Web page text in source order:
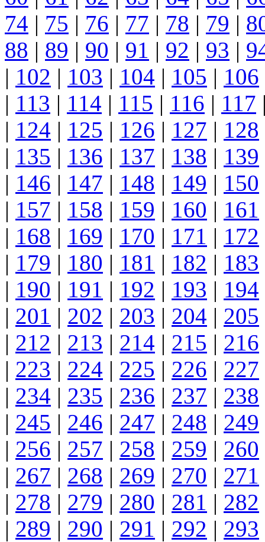
74 | 75 | 76 | 77 | 78 | 79 |
88 | 89 | 90 | 91 | 92 | 93 |
| 102 | 103 | 104 | 105 | 106
| 113 | 114 | 115 | 116 | 117
| 124 | 125 | 126 | 127 | 128
| 135 | 136 | 137 | 138 | 139
| 146 | 147 | 148 | 149 | 150
| 157 | 158 | 159 | 160 | 161
| 168 | 169 | 170 | 171 | 172
| 179 | 180 | 181 | 182 | 183
| 190 | 191 | 192 | 193 | 194
| 201 | 202 | 203 | 204 | 205
| 212 | 213 | 214 | 215 | 216
| 223 | 224 | 225 | 226 | 227
| 234 | 235 | 236 | 237 | 238
| 245 | 246 | 247 | 248 | 249
| 256 | 257 | 258 | 259 | 260
| 267 | 268 | 269 | 270 | 271
| 278 | 279 | 280 | 281 | 282
| 289 | 290 | 291 | 292 | 293